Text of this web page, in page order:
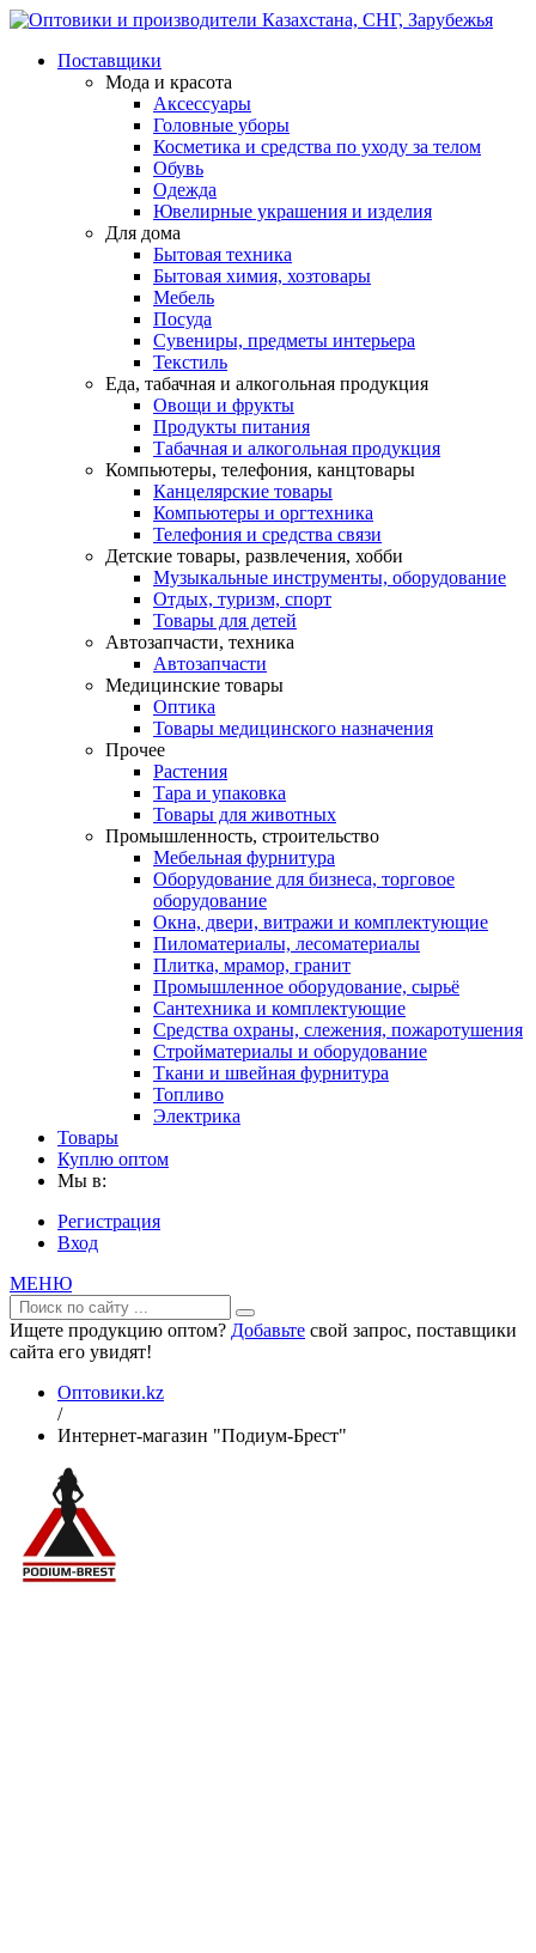
Поставщики
Мода и красота
Аксессуары
Головные уборы
Косметика и средства по уходу за телом
Обувь
Одежда
Ювелирные украшения и изделия
Для дома
Бытовая техника
Бытовая химия, хозтовары
Мебель
Посуда
Сувениры, предметы интерьера
Текстиль
Еда, табачная и алкогольная продукция
Овощи и фрукты
Продукты питания
Табачная и алкогольная продукция
Компьютеры, телефония, канцтовары
Канцелярские товары
Компьютеры и оргтехника
Телефония и средства связи
Детские товары, развлечения, хобби
Музыкальные инструменты, оборудование
Отдых, туризм, спорт
Товары для детей
Автозапчасти, техника
Автозапчасти
Медицинские товары
Оптика
Товары медицинского назначения
Прочее
Растения
Тара и упаковка
Товары для животных
Промышленность, строительство
Мебельная фурнитура
Оборудование для бизнеса, торговое
оборудование
Окна, двери, витражи и комплектующие
Пиломатериалы, лесоматериалы
Плитка, мрамор, гранит
Промышленное оборудование, сырьё
Сантехника и комплектующие
Средства охраны, слежения, пожаротушения
Стройматериалы и оборудование
Ткани и швейная фурнитура
Топливо
Электрика
Товары
Куплю оптом
Мы в:
Регистрация
Вход
МЕНЮ
Ищете продукцию оптом? Добавьте свой запрос, поставщики
сайта его увидят!
Оптовики.kz
/
Интернет-магазин "Подиум-Брест"